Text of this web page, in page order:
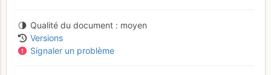
Qualité du document
moyen
Versions
Signaler un problème